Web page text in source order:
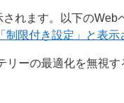
されます。以下の
制限付き設定」と表示
リーの最適化を無視